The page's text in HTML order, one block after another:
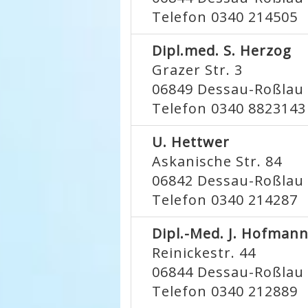
Telefon 0340 214505
Dipl.med. S. Herzog
Grazer Str. 3
06849 Dessau-Roßlau
Telefon 0340 8823143
U. Hettwer
Askanische Str. 84
06842 Dessau-Roßlau
Telefon 0340 214287
Dipl.-Med. J. Hofmann
Reinickestr. 44
06844 Dessau-Roßlau
Telefon 0340 212889